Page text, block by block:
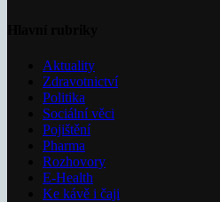
Aktuality
Zdravotnictví
Politika
Sociální věci
Pojištění
Pharma
Rozhovory
E-Health
Ke kávě i čaji